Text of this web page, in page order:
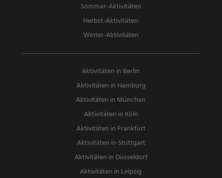
Sommer-Aktivitäten
Herbst-Aktivitäten
Winter-Aktivitäten
Aktivitäten in Berlin
Aktivitäten in Hamburg
Aktivitäten in München
Aktivitäten in Köln
Aktivitäten in Frankfurt
Aktivitäten in Stuttgart
Aktivitäten in Düsseldorf
Aktivitäten in Leipzig